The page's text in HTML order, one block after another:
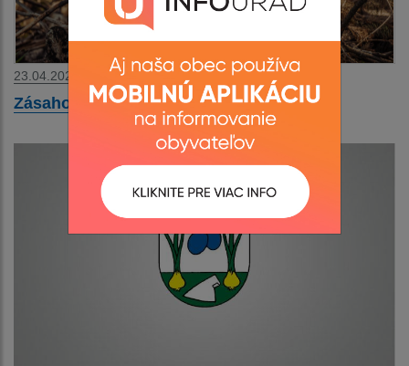
23.04.2026
Zásahový tím pre medveďa hnedého